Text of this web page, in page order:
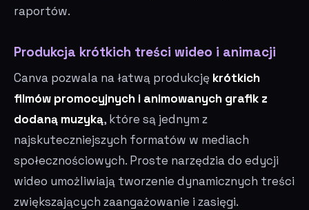
raportów.
Produkcja krótkich treści wideo i animacji
Canva pozwala na łatwą produkcję krótkich
filmów promocyjnych i animowanych grafik z
dodaną muzyką, które są jednym z
najskuteczniejszych formatów w mediach
społecznościowych. Proste narzędzia do edycji
wideo umożliwiają tworzenie dynamicznych treści
zwiększających zaangażowanie i zasięgi.